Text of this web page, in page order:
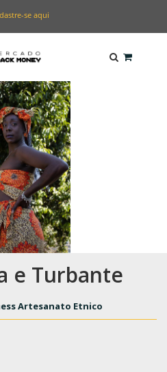
se aqui
e Turbante
Artesanato Etnico